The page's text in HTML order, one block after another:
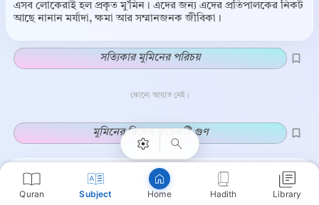
Quran Subject Home Hadith Library
এসব লোকেরাই হল প্রকৃত মু’মিন। এদের জন্য এদের প্রতিপালকের নিকট
আছে নানান মর্যাদা, ক্ষমা আর সম্মানজনক জীবিকা।
সত্যিকার মুমিনের পরিচয়
কোনো আয়াত নেই।
মুমিনের বিশেষ কয়েকটি গুণ
আল-আহযাব, ৩৩:৩৫
إِنَّ الْمُسْلِمِينَ وَالْمُسْلِمَاتِ وَالْمُؤْمِنِينَ وَالْمُؤْمِنَاتِ وَالْقَانِتِينَ وَالْقَانِتَاتِ
Copy